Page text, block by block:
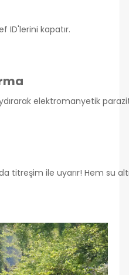
ID'lerini kapatır.
elektromanyetik
titreşim ile uyarır! Hem su